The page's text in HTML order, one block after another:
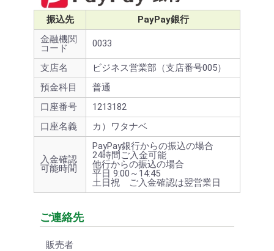
振込先
PayPay銀行
金融機関
コード
0033
支店名
ビジネス営業部（支店番号005）
預金科目
普通
口座番号
1213182
口座名義
カ）ワタナベ
入金確認
可能時間
PayPay銀行からの振込の場合
24時間ご入金可能
他行からの振込の場合
平日 9:00～14:45
土日祝 ご入金確認は翌営業日
ご連絡先
販売者